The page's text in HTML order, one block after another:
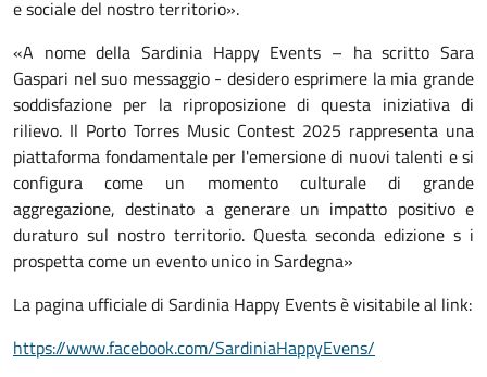
e sociale del nostro territorio».
«A nome della Sardinia Happy Events – ha scritto Sara
Gaspari nel suo messaggio - desidero esprimere la mia grande
soddisfazione per la riproposizione di questa iniziativa di
rilievo. Il Porto Torres Music Contest 2025 rappresenta una
piattaforma fondamentale per l'emersione di nuovi talenti e si
configura come un momento culturale di grande
aggregazione, destinato a generare un impatto positivo e
duraturo sul nostro territorio. Questa seconda edizione s i
prospetta come un evento unico in Sardegna»
La pagina ufficiale di Sardinia Happy Events è visitabile al link:
https://www.facebook.com/SardiniaHappyEvens/